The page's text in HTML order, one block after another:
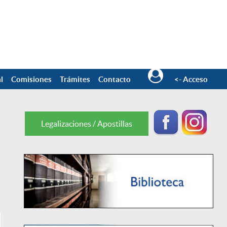
Comisiones Trámites Contacto <- Acceso